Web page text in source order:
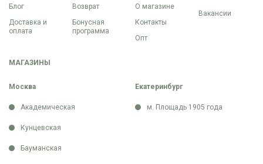
Блог
Доставка и
оплата
Возврат
Бонусная
программа
О магазине
Контакты
Опт
Вакансии
МАГАЗИНЫ
Москва
Академическая
Кунцевская
Бауманская
Екатеринбург
м. Площадь 1905 года